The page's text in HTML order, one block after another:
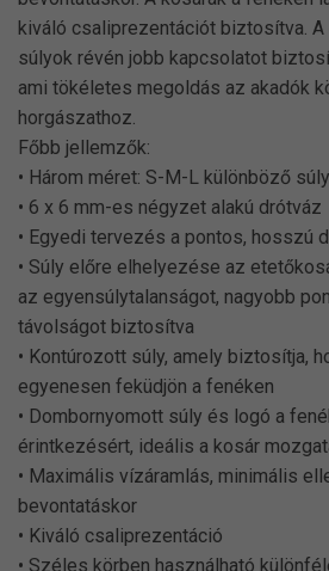
kiváló csaliprezentációt biztosítva.
súlyok révén jobb kapcsolatot
ami tökéletes megoldás az akadók
horgászathoz.
Főbb jellemzők:
• Három méret: S-M-L különböző
• 6 x 6 mm-es négyzet alakú drótváz
• Egyedi tervezés a pontos, hosszú
• Súly előre elhelyezése az
az egyensúlytalanságot, nagyobb
távolságot biztosítva
• Kontúrozott súly, amely biztosítja,
egyenesen feküdjön a fenéken
• Dombornyomott súly és logó a
érintkezésért, ideális a kosár
• Maximális vízáramlás, minimális
bevontatáskor
• Kiváló csaliprezentáció
• Széles körben használható